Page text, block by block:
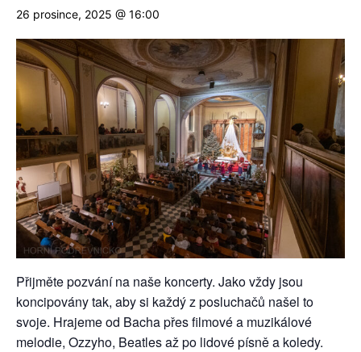
26 prosince, 2025 @ 16:00
Přijměte pozvání na naše koncerty. Jako vždy jsou
koncipovány tak, aby si každý z posluchačů našel to
svoje. Hrajeme od Bacha přes filmové a muzikálové
melodie, Ozzyho, Beatles až po lidové písně a koledy.